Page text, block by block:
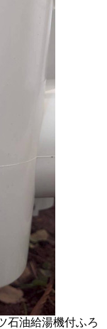
石油給湯機付ふろ